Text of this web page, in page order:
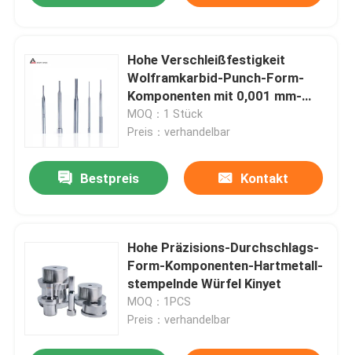
Hohe Verschleißfestigkeit
Wolframkarbid-Punch-Form-
Komponenten mit 0,001 mm-
Hochpräzisionskomponenten
MOQ：1 Stück
Preis：verhandelbar
Bestpreis Kontakt
Hohe Präzisions-Durchschlags-
Form-Komponenten-Hartmetall-
stempelnde Würfel Kinyet
MOQ：1PCS
Preis：verhandelbar